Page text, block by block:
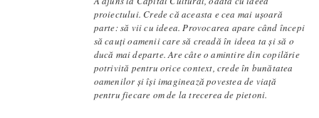
proiectului. Crede că aceasta e cea mai ușoară
parte: să vii cu ideea. Provocarea apare când începi
să cauți oamenii care să creadă în ideea ta și să o
ducă mai departe. Are câte o amintire din copilărie
potrivită pentru orice context, crede în bunătatea
oamenilor și își imaginează povestea de viață
pentru fiecare om de la trecerea de pietoni.